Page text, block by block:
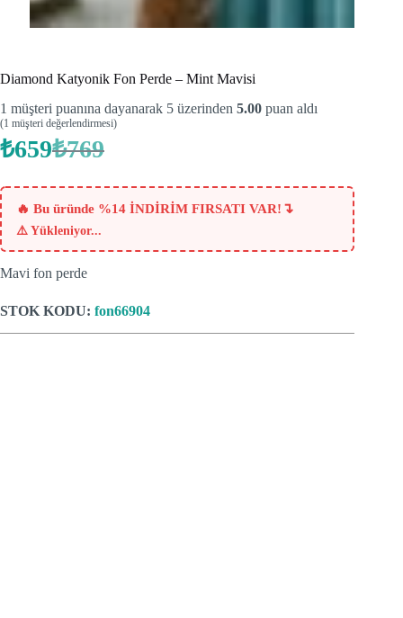
Diamond Katyonik Fon Perde – Mint Mavisi
1 müşteri puanına dayanarak 5 üzerinden 5.00 puan aldı
(1 müşteri değerlendirmesi)
₺769
Orijinal
₺769.
₺659Şu
fiyat:
₺659.
🔥 Bu üründe %14 İNDİRİM FIRSATI VAR! ↴
⚠️ Yükleniyor...
Mavi fon perde
STOK KODU: fon66904